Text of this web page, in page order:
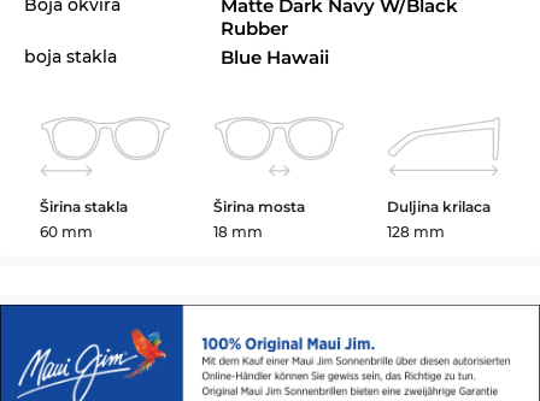
Matte Dark Navy W/Black
Rubber
boja stakla Blue Hawaii
Širina stakla
60 mm
Širina mosta
18 mm
Duljina krilaca
128 mm